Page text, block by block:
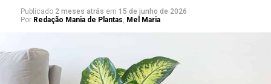
Publicado 2 meses atrás em 15 de junho de 2026
Por Redação Mania de Plantas, Mel Maria